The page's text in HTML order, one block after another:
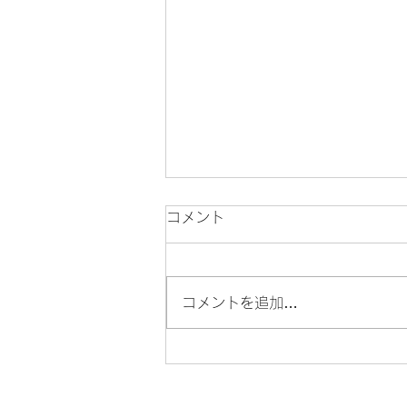
【開催中・9/27まで】「絵
コメント
コメントを追加…